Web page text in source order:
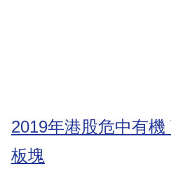
2019年港股危中有
板塊